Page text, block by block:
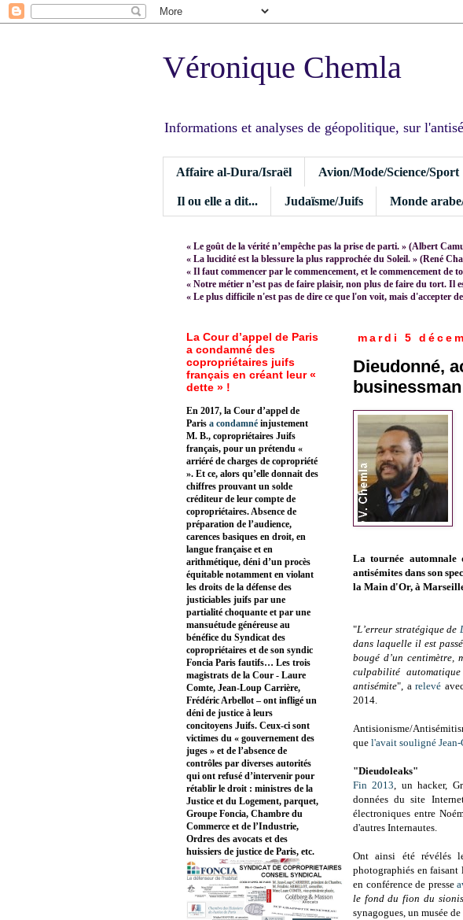
Véronique Chemla
Informations et analyses de géopolitique, sur
Affaire al-Dura/Israël Avion/Mode/Science/Sport
Il ou elle a dit... Judaïsme/Juifs Monde
« Le goût de la vérité n’empêche pas la prise de parti. » (Albert
« La lucidité est la blessure la plus rapprochée du Soleil. » (René
« Il faut commencer par le commencement, et le commencement de
« Notre métier n’est pas de faire plaisir, non plus de faire du tort. Il
« Le plus difficile n'est pas de dire ce que l'on voit, mais d'accepter
mardi 5
Dieudonné,
businessman
La tournée automnale
antisémites dans son
la Main d'Or, à
"L’erreur stratégique de
dans laquelle il est
bougé d’un centimètre,
culpabilité
antisémite", a relevé
2014.
Antisionisme/
que l'avait souligné
"Dieudoleaks"
Fin 2013, un hacker,
données du site
électroniques entre
d'autres Internautes.
Ont ainsi été révélés
photographiés en
en conférence de presse
le fond du fion du
synagogues, un musée
La Cour d’appel de Paris
a condamné des
copropriétaires juifs
français en créant leur «
dette » !
En 2017, la Cour d’appel de
Paris a condamné injustement
M. B., copropriétaires Juifs
français, pour un prétendu «
arriéré de charges de copropriété
». Et ce, alors qu’elle donnait des
chiffres prouvant un solde
créditeur de leur compte de
copropriétaires. Absence de
préparation de l’audience,
carences basiques en droit, en
langue française et en
arithmétique, déni d’un procès
équitable notamment en violant
les droits de la défense des
justiciables juifs par une
partialité choquante et par une
mansuétude généreuse au
bénéfice du Syndicat des
copropriétaires et de son syndic
Foncia Paris fautifs… Les trois
magistrats de la Cour - Laure
Comte, Jean-Loup Carrière,
Frédéric Arbellot – ont infligé un
déni de justice à leurs
concitoyens Juifs. Ceux-ci sont
victimes du « gouvernement des
juges » et de l’absence de
contrôles par diverses autorités
qui ont refusé d’intervenir pour
rétablir le droit : ministres de la
Justice et du Logement, parquet,
Groupe Foncia, Chambre du
Commerce et de l’Industrie,
Ordres des avocats et des
huissiers de justice de Paris, etc.